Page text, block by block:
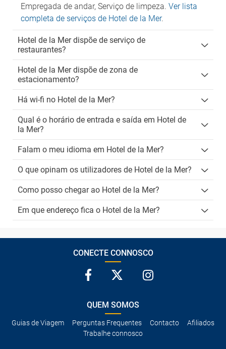
Empregada de andar, Serviço de limpeza. Ver lista
completa de serviços de Hotel de la Mer.
Hotel de la Mer dispõe de serviço de
restaurantes?
Hotel de la Mer dispõe de zona de
estacionamento?
Há wi-fi no Hotel de la Mer?
Qual é o horário de entrada e saída em Hotel de
la Mer?
Falam o meu idioma em Hotel de la Mer?
O que opinam os utilizadores de Hotel de la Mer?
Como posso chegar ao Hotel de la Mer?
Em que endereço fica o Hotel de la Mer?
CONECTE CONNOSCO
QUEM SOMOS
Guias de Viagem Perguntas Frequentes Contacto
Afiliados
Trabalhe connosco